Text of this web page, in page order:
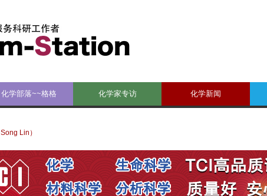
化学部落~~格格 化学家专访 化学新闻
Lin）